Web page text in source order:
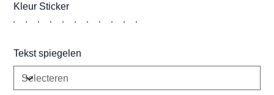
Kleur Sticker
Tekst spiegelen